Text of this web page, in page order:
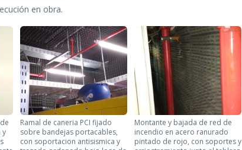
en obra.
y
Ramal de caneria PCI fijado
sobre bandejas portacables,
con soportacion antisismica y
Montante y bajada de red de
incendio en acero ranurado
pintado de rojo, con soportes y